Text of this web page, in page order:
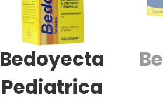
Bedoyecta
Pediatrica